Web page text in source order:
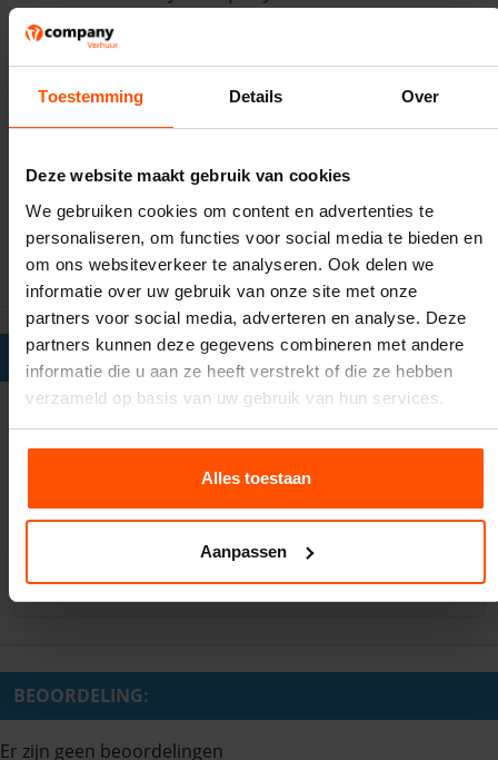
Toestemming Details Over
Deze website maakt gebruik van cookies
We gebruiken cookies om content en advertenties te
personaliseren, om functies voor social media te bieden en
om ons websiteverkeer te analyseren. Ook delen we
informatie over uw gebruik van onze site met onze
partners voor social media, adverteren en analyse. Deze
partners kunnen deze gegevens combineren met andere
informatie die u aan ze heeft verstrekt of die ze hebben
verzameld op basis van uw gebruik van hun services.
Alles toestaan
Aanpassen
Waarom zou je een unicorn springkussen huren bij
Vcompany Verhuur? Vanaf 2021 leggen wij een sterke
op het bedrijfspand laten plaatsen en worden de
springkussens geleverd onder de emissienorm 5.
elektrischebakwagens mogen ontvangen waarmee de
kussens geleverd worden. Op duurzaamheid willen we
ons blijven ontwikkelen en zo draagt Vcompany Verhuur
z’n steentje bij aan de duurzaamheid van de planeet.
VEELGESTELDE VRAGEN (FAQ'S)
Kan een unicorn springkussen op een harde
ondergrond?
Wat zijn de afmetingen van een unicorn
springkussen?
Wordt het springkussen op en afgebouwd?
BEOORDELING:
Er zijn geen beoordelingen